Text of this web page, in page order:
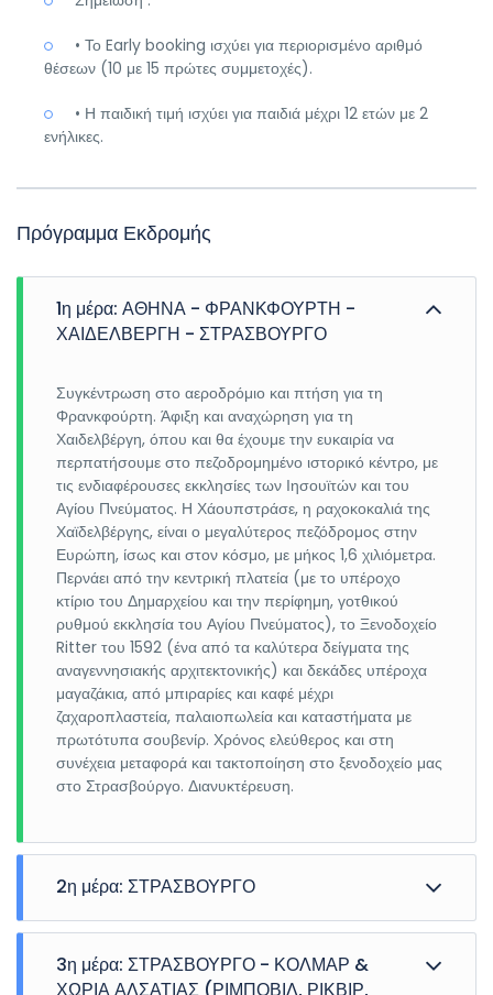
• Το Early booking ισχύει για περιορισμένο αριθμό
θέσεων (10 με 15 πρώτες συμμετοχές).
• Η παιδική τιμή ισχύει για παιδιά μέχρι 12 ετών με 2
ενήλικες.
Πρόγραμμα Εκδρομής
1η μέρα: ΑΘΗΝΑ - ΦΡΑΝΚΦΟΥΡΤΗ -
ΧΑΙΔΕΛΒΕΡΓΗ - ΣΤΡΑΣΒΟΥΡΓΟ
Συγκέντρωση στο αεροδρόμιο και πτήση για τη
Φρανκφούρτη. Άφιξη και αναχώρηση για τη
Χαιδελβέργη, όπου και θα έχουμε την ευκαιρία να
περπατήσουμε στο πεζοδρομημένο ιστορικό κέντρο, με
τις ενδιαφέρουσες εκκλησίες των Ιησουϊτών και του
Αγίου Πνεύματος. Η Χάουπστράσε, η ραχοκοκαλιά της
Χαϊδελβέργης, είναι ο μεγαλύτερος πεζόδρομος στην
Ευρώπη, ίσως και στον κόσμο, με μήκος 1,6 χιλιόμετρα.
Περνάει από την κεντρική πλατεία (με το υπέροχο
κτίριο του Δημαρχείου και την περίφημη, γοτθικού
ρυθμού εκκλησία του Αγίου Πνεύματος), το Ξενοδοχείο
Ritter του 1592 (ένα από τα καλύτερα δείγματα της
αναγεννησιακής αρχιτεκτονικής) και δεκάδες υπέροχα
μαγαζάκια, από μπιραρίες και καφέ μέχρι
ζαχαροπλαστεία, παλαιοπωλεία και καταστήματα με
πρωτότυπα σουβενίρ. Χρόνος ελεύθερος και στη
συνέχεια μεταφορά και τακτοποίηση στο ξενοδοχείο μας
στο Στρασβούργο. Διανυκτέρευση.
2η μέρα: ΣΤΡΑΣΒΟΥΡΓΟ
Πρωινό στο ξενοδοχείο και πανοραμική περιήγηση στην
πρωτεύουσα του Ευρωκοινοβουλίου που είναι κτισμένη
στην δυτική όχθη του Ρήνου και διασχίζεται από τον
3η μέρα: ΣΤΡΑΣΒΟΥΡΓΟ - ΚΟΛΜΑΡ &